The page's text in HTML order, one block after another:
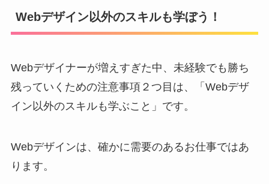
Webデザイン以外のスキルも学ぼう！
Webデザイナーが増えすぎた中、未経験でも勝ち
残っていくための注意事項２つ目は、「Webデザ
イン以外のスキルも学ぶこと」です。
Webデザインは、確かに需要のあるお仕事ではあ
ります。